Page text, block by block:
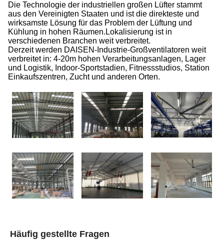
Die Technologie der industriellen großen Lüfter stammt
aus den Vereinigten Staaten und ist die direkteste und
wirksamste Lösung für das Problem der Lüftung und
Kühlung in hohen Räumen.Lokalisierung ist in
verschiedenen Branchen weit verbreitet.
Derzeit werden DAISEN-Industrie-Großventilatoren weit
verbreitet in: 4-20m hohen Verarbeitungsanlagen, Lager
und Logistik, Indoor-Sportstadien, Fitnessstudios, Station
Einkaufszentren, Zucht und anderen Orten.
Häufig gestellte Fragen